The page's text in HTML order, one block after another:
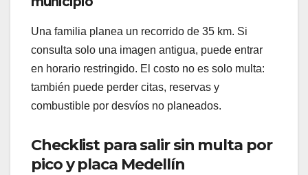
Una familia planea un recorrido de 35 km. Si
consulta solo una imagen antigua, puede entrar
en horario restringido. El costo no es solo multa:
también puede perder citas, reservas y
combustible por desvíos no planeados.
Checklist para salir sin multa por
pico y placa Medellín